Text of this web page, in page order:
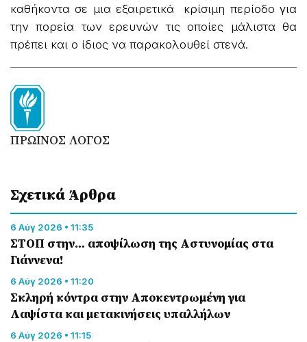
καθήκοντα σε μια εξαιρετικά κρίσιμη περίοδο για
την πορεία των ερευνών τις οποίες μάλιστα θα
πρέπει και ο ίδιος να παρακολουθεί στενά.
ΠΡΩΙΝΟΣ ΛΟΓΟΣ
Σχετικά Άρθρα
6 Αύγ 2026 • 11:35
ΣΤΟΠ στην… αποψίλωση της Αστυνομίας στα
Γιάννενα!
6 Αύγ 2026 • 11:20
Σκληρή κόντρα στην Αποκεντρωμένη για
Λαψίστα και μετακινήσεις υπαλλήλων
6 Αύγ 2026 • 11:15